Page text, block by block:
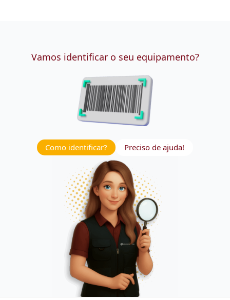
Vamos identificar o seu equipamento?
Como identificar? Preciso de ajuda!